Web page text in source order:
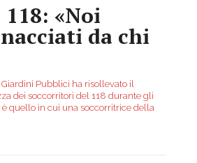
«Noi
da chi
Pubblici ha risollevato il
dei soccorritori del 118 durante gli
è quello in cui una soccorritrice della